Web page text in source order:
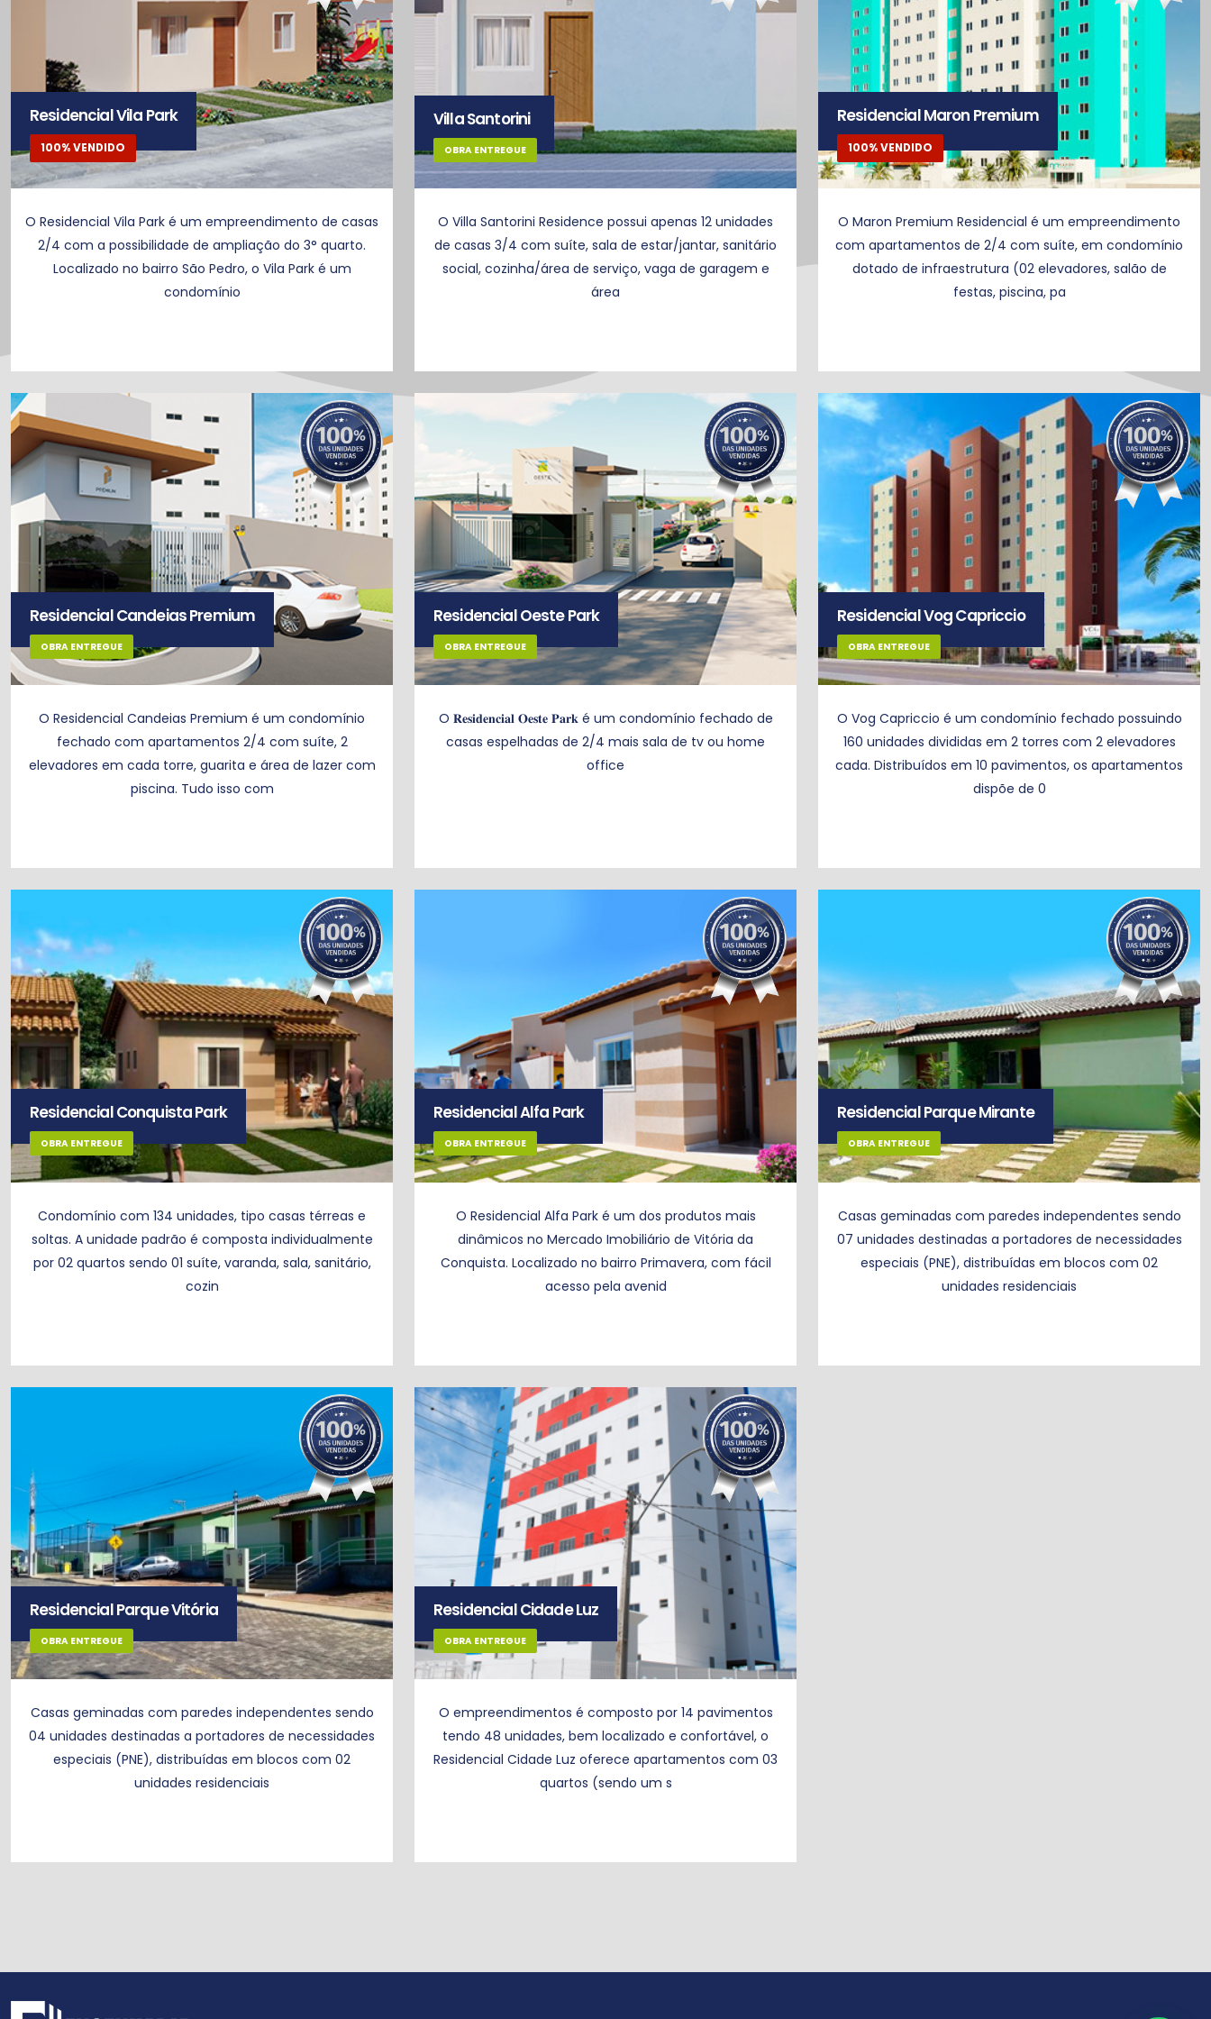
Residencial Vila Park
100% VENDIDO
O Residencial Vila Park é um empreendimento de casas
2/4 com a possibilidade de ampliação do 3° quarto.
Localizado no bairro São Pedro, o Vila Park é um
condomínio
Villa Santorini
OBRA ENTREGUE
O Villa Santorini Residence possui apenas 12 unidades
de casas 3/4 com suíte, sala de estar/jantar, sanitário
social, cozinha/área de serviço, vaga de garagem e
área
Residencial Maron Premium
100% VENDIDO
O Maron Premium Residencial é um empreendimento
com apartamentos de 2/4 com suíte, em condomínio
dotado de infraestrutura (02 elevadores, salão de
festas, piscina, pa
Residencial Candeias Premium
OBRA ENTREGUE
O Residencial Candeias Premium é um condomínio
fechado com apartamentos 2/4 com suíte, 2
elevadores em cada torre, guarita e área de lazer com
piscina. Tudo isso com
Residencial Oeste Park
OBRA ENTREGUE
O 𝐑𝐞𝐬𝐢𝐝𝐞𝐧𝐜𝐢𝐚𝐥 𝐎𝐞𝐬𝐭𝐞 𝐏𝐚𝐫𝐤 é um condomínio fechado de
casas espelhadas de 2/4 mais sala de tv ou home
office
Residencial Vog Capriccio
OBRA ENTREGUE
O Vog Capriccio é um condomínio fechado possuindo
160 unidades divididas em 2 torres com 2 elevadores
cada. Distribuídos em 10 pavimentos, os apartamentos
dispõe de 0
Residencial Conquista Park
OBRA ENTREGUE
Condomínio com 134 unidades, tipo casas térreas e
soltas. A unidade padrão é composta individualmente
por 02 quartos sendo 01 suíte, varanda, sala, sanitário,
cozin
Residencial Alfa Park
OBRA ENTREGUE
O Residencial Alfa Park é um dos produtos mais
dinâmicos no Mercado Imobiliário de Vitória da
Conquista. Localizado no bairro Primavera, com fácil
acesso pela avenid
Residencial Parque Mirante
OBRA ENTREGUE
Casas geminadas com paredes independentes sendo
07 unidades destinadas a portadores de necessidades
especiais (PNE), distribuídas em blocos com 02
unidades residenciais
Residencial Parque Vitória
OBRA ENTREGUE
Casas geminadas com paredes independentes sendo
04 unidades destinadas a portadores de necessidades
especiais (PNE), distribuídas em blocos com 02
unidades residenciais
Residencial Cidade Luz
OBRA ENTREGUE
O empreendimentos é composto por 14 pavimentos
tendo 48 unidades, bem localizado e confortável, o
Residencial Cidade Luz oferece apartamentos com 03
quartos (sendo um s